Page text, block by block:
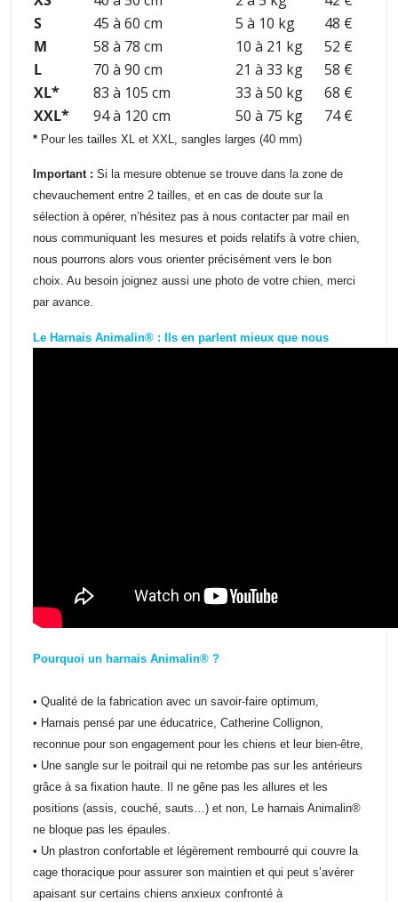
S
45 à 60 cm 5 à 10 kg
48 €
M
58 à 78 cm 10 à 21 kg
52 €
L
70 à 90 cm 21 à 33 kg
58 €
XL*
83 à 105 cm 33 à 50 kg
68 €
XXL*
94 à 120 cm 50 à 75 kg 74 €
* Pour les tailles XL et XXL, sangles larges (40 mm)
Important : Si la mesure obtenue se trouve dans la zone de
chevauchement entre 2 tailles, et en cas de doute sur la
sélection à opérer, n’hésitez pas à nous contacter par mail en
nous communiquant les mesures et poids relatifs à votre chien,
nous pourrons alors vous orienter précisément vers le bon
choix. Au besoin joignez aussi une photo de votre chien, merci
par avance.
Le Harnais Animalin® : Ils en parlent mieux que nous
Pourquoi un harnais Animalin® ?
• Qualité de la fabrication avec un savoir-faire optimum,
• Harnais pensé par une éducatrice, Catherine Collignon,
reconnue pour son engagement pour les chiens et leur bien-être,
• Une sangle sur le poitrail qui ne retombe pas sur les antérieurs
grâce à sa fixation haute. Il ne gêne pas les allures et les
positions (assis, couché, sauts…) et non, Le harnais Animalin®
ne bloque pas les épaules.
• Un plastron confortable et légèrement rembourré qui couvre la
cage thoracique pour assurer son maintien et qui peut s’avérer
apaisant sur certains chiens anxieux confronté à